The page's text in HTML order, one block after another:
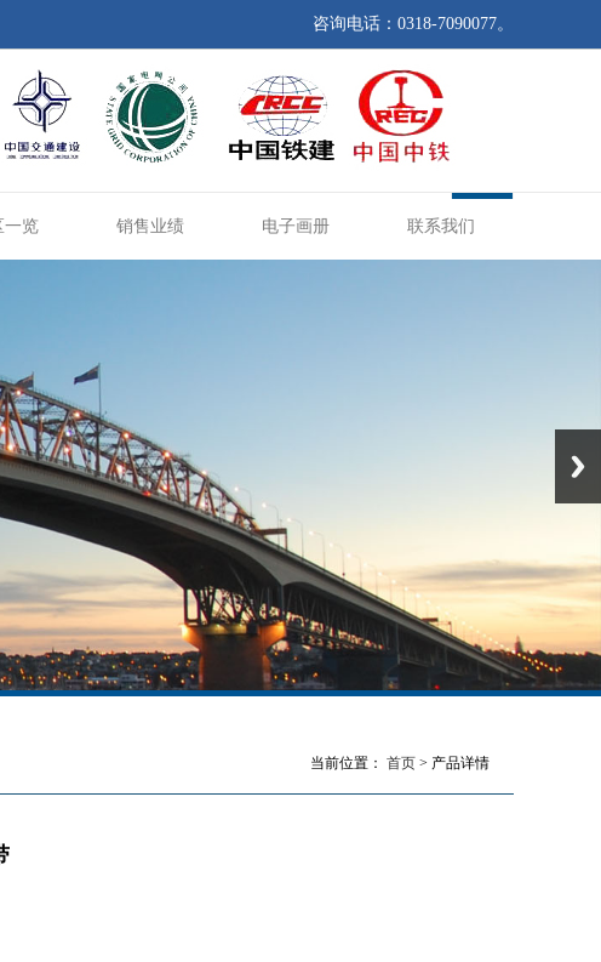
咨询电话：0318-7090077。
一览 销售业绩 电子画册 联系我们
当前位置： 首页 > 产品详情